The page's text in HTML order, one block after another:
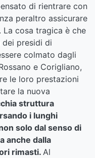
di rientrare con
peraltro assicurare
La cosa tragica è che
presidi di
colmato dagli
e Corigliano,
le loro prestazioni
la nuova
struttura
i lunghi
solo dal senso di
anche dalla
rimasti. Al